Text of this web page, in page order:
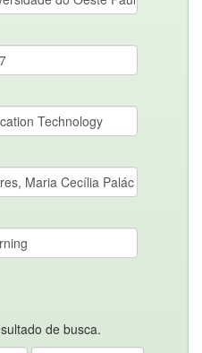
de busca.